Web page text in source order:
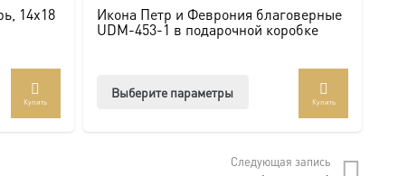
14х18
Купить
Икона Петр и Феврония благоверные
UDM-453-1 в подарочной коробке
Выберите параметры
вариаций.
Купить
Следующая запись